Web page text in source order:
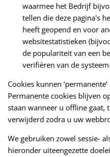
waarmee het Bedrijf
tellen die deze pagina's
heeft geopend en voor
websitestatistieken
de populariteit van een
verifiëren van de
Cookies kunnen ‘permanente’
Permanente cookies blijven
staan ​​wanneer u offline gaat,
verwijderd zodra u uw
We gebruiken zowel sessie-
hieronder uiteengezette